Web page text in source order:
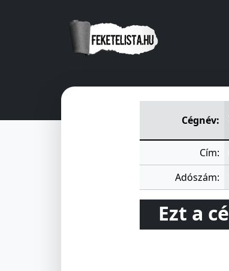
Cégnév:
Cím:
Adószám:
Ezt a